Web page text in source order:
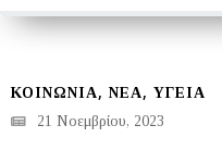
ΚΟΙΝΩΝΙΑ, ΝΕΑ, ΥΓΕΙΑ
21 Νοεμβρίου, 2023